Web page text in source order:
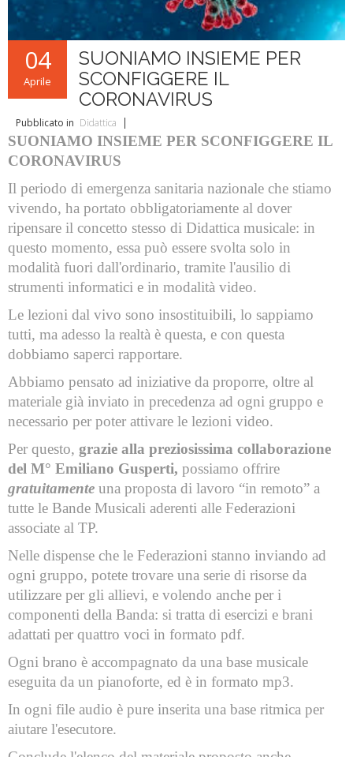
04
Aprile
SUONIAMO INSIEME PER
SCONFIGGERE IL
CORONAVIRUS
Pubblicato in Didattica
SUONIAMO INSIEME PER SCONFIGGERE IL
CORONAVIRUS
Il periodo di emergenza sanitaria nazionale che stiamo
vivendo, ha portato obbligatoriamente al dover
ripensare il concetto stesso di Didattica musicale: in
questo momento, essa può essere svolta solo in
modalità fuori dall'ordinario, tramite l'ausilio di
strumenti informatici e in modalità video.
Le lezioni dal vivo sono insostituibili, lo sappiamo
tutti, ma adesso la realtà è questa, e con questa
dobbiamo saperci rapportare.
Abbiamo pensato ad iniziative da proporre, oltre al
materiale già inviato in precedenza ad ogni gruppo e
necessario per poter attivare le lezioni video.
Per questo, grazie alla preziosissima collaborazione
del M° Emiliano Gusperti, possiamo offrire
gratuitamente una proposta di lavoro “in remoto” a
tutte le Bande Musicali aderenti alle Federazioni
associate al TP.
Nelle dispense che le Federazioni stanno inviando ad
ogni gruppo, potete trovare una serie di risorse da
utilizzare per gli allievi, e volendo anche per i
componenti della Banda: si tratta di esercizi e brani
adattati per quattro voci in formato pdf.
Ogni brano è accompagnato da una base musicale
eseguita da un pianoforte, ed è in formato mp3.
In ogni file audio è pure inserita una base ritmica per
aiutare l'esecutore.
Legislativa
Didattica
Brani d'obbligo 2008
Linee guida letteratura bandistica
RISORSE PER I COMPOSITORI
Brani da concorso